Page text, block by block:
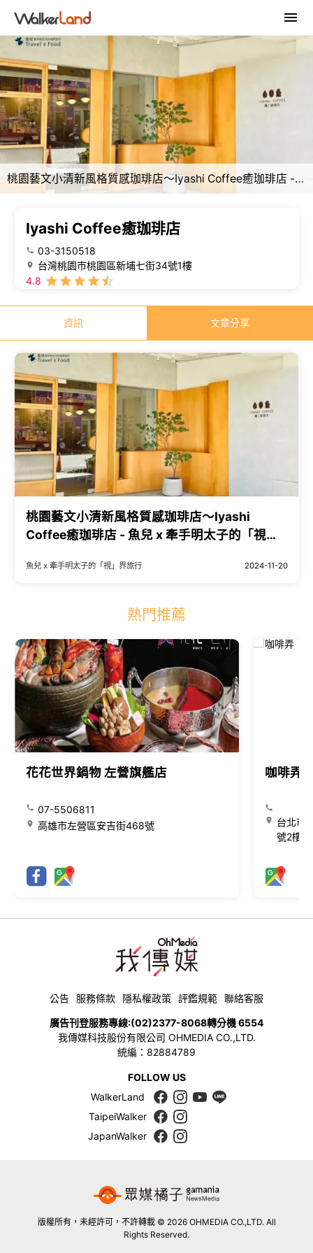
桃園藝文小清新風格質感珈琲店～Iyashi Coffee癒珈琲店 - 魚兒 x 牽手明太子的「視」界旅行
Iyashi Coffee癒珈琲店
03-3150518
台灣桃園市桃園區新埔七街34號1樓
4.8
資訊 文章分享
桃園藝文小清新風格質感珈琲店～Iyashi
Coffee癒珈琲店 - 魚兒 x 牽手明太子的「視」
魚兒 x 牽手明太子的「視」界旅行 2024-11-20
熱門推薦
花花世界鍋物 左營旗艦店
07-5506811
高雄市左營區安吉街468號
咖啡弄
台北市
號2樓
公告 服務條款 隱私權政策 評鑑規範 聯絡客服
廣告刊登服務專線:(02)2377-8068轉分機 6554
我傳媒科技股份有限公司 OHMEDIA CO.,LTD.
統編：82884789
FOLLOW US
WalkerLand
TaipeiWalker
JapanWalker
版權所有，未經許可，不許轉載 © 2026 OHMEDIA CO.,LTD. All
Rights Reserved.